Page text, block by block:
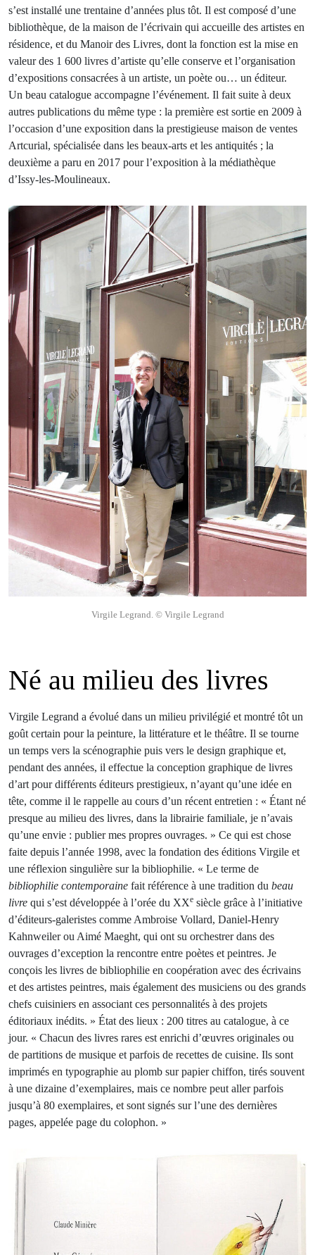
s’est installé une trentaine d’années plus tôt. Il est composé d’une
bibliothèque, de la maison de l’écrivain qui accueille des artistes en
résidence, et du Manoir des Livres, dont la fonction est la mise en
valeur des 1 600 livres d’artiste qu’elle conserve et l’organisation
d’expositions consacrées à un artiste, un poète ou… un éditeur.
Un beau catalogue accompagne l’événement. Il fait suite à deux
autres publications du même type : la première est sortie en 2009 à
l’occasion d’une exposition dans la prestigieuse maison de ventes
Artcurial, spécialisée dans les beaux-arts et les antiquités ; la
deuxième a paru en 2017 pour l’exposition à la médiathèque
d’Issy-les-Moulineaux.
Virgile Legrand. © Virgile Legrand
Né au milieu des livres
Virgile Legrand a évolué dans un milieu privilégié et montré tôt un
goût certain pour la peinture, la littérature et le théâtre. Il se tourne
un temps vers la scénographie puis vers le design graphique et,
pendant des années, il effectue la conception graphique de livres
d’art pour différents éditeurs prestigieux, n’ayant qu’une idée en
tête, comme il le rappelle au cours d’un récent entretien : « Étant né
presque au milieu des livres, dans la librairie familiale, je n’avais
qu’une envie : publier mes propres ouvrages. » Ce qui est chose
faite depuis l’année 1998, avec la fondation des éditions Virgile et
une réflexion singulière sur la bibliophilie. « Le terme de
bibliophilie contemporaine fait référence à une tradition du beau
livre qui s’est développée à l’orée du XXe siècle grâce à l’initiative
d’éditeurs-galeristes comme Ambroise Vollard, Daniel-Henry
Kahnweiler ou Aimé Maeght, qui ont su orchestrer dans des
ouvrages d’exception la rencontre entre poètes et peintres. Je
conçois les livres de bibliophilie en coopération avec des écrivains
et des artistes peintres, mais également des musiciens ou des grands
chefs cuisiniers en associant ces personnalités à des projets
éditoriaux inédits. » État des lieux : 200 titres au catalogue, à ce
jour. « Chacun des livres rares est enrichi d’œuvres originales ou
de partitions de musique et parfois de recettes de cuisine. Ils sont
imprimés en typographie au plomb sur papier chiffon, tirés souvent
à une dizaine d’exemplaires, mais ce nombre peut aller parfois
jusqu’à 80 exemplaires, et sont signés sur l’une des dernières
pages, appelée page du colophon. »